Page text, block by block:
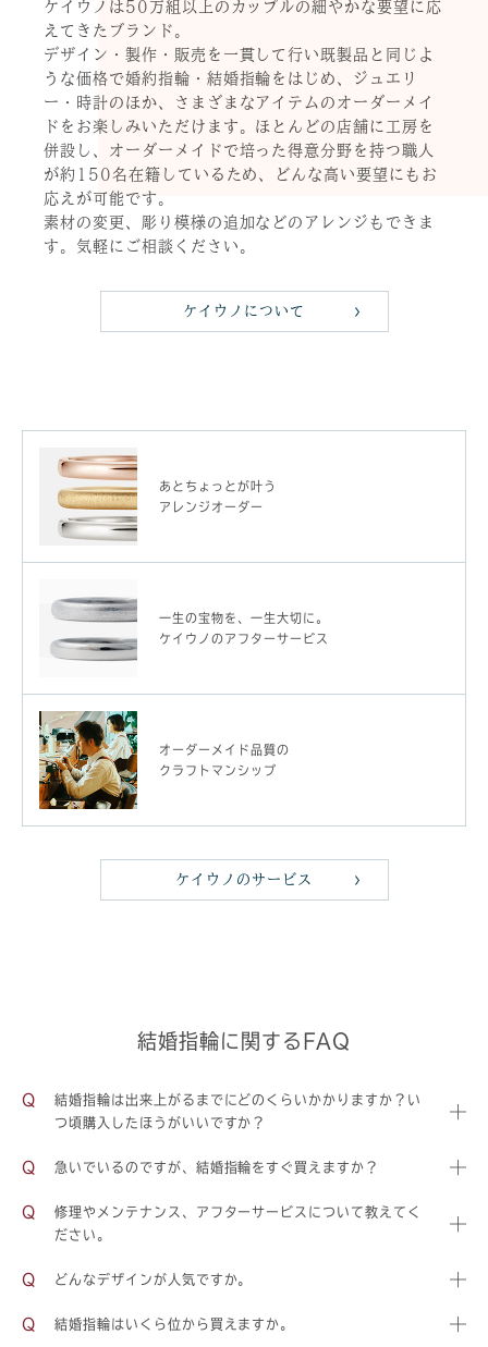
ケイウノは50万組以上のカップルの細やかな要望に応
えてきたブランド。
デザイン・製作・販売を一貫して行い既製品と同じよ
うな価格で婚約指輪・結婚指輪をはじめ、ジュエリ
ー・時計のほか、さまざまなアイテムのオーダーメイ
ドをお楽しみいただけます。ほとんどの店舗に工房を
併設し、オーダーメイドで培った得意分野を持つ職人
が約150名在籍しているため、どんな高い要望にもお
応えが可能です。
素材の変更、彫り模様の追加などのアレンジもできま
す。気軽にご相談ください。
ケイウノについて
あとちょっとが叶う
アレンジオーダー
一生の宝物を、一生大切に。
ケイウノのアフターサービス
オーダーメイド品質の
クラフトマンシップ
ケイウノのサービス
結婚指輪に関するFAQ
結婚指輪は出来上がるまでにどのくらいかかりますか？い
つ頃購入したほうがいいですか？
急いでいるのですが、結婚指輪をすぐ買えますか？
修理やメンテナンス、アフターサービスについて教えてく
ださい。
どんなデザインが人気ですか。
結婚指輪はいくら位から買えますか。